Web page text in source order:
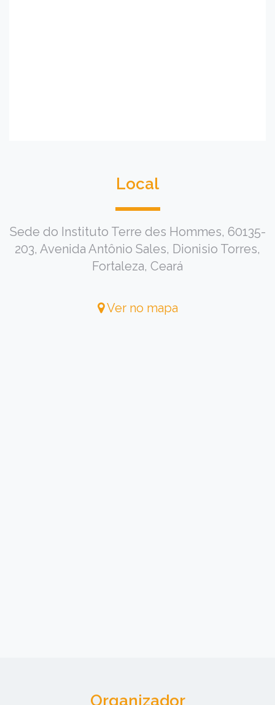
Local
Sede do Instituto Terre des Hommes, 60135-
203, Avenida Antônio Sales, Dionisio Torres,
Fortaleza, Ceará
Ver no mapa
Organizador